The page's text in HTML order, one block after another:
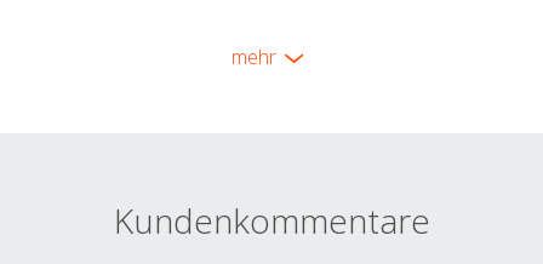
mehr
Kundenkommentare